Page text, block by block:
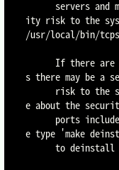
ity risk to the
/usr/local/bin/
s there may be a
e about the
e type 'make
      to deinstall the port if this is a concern.